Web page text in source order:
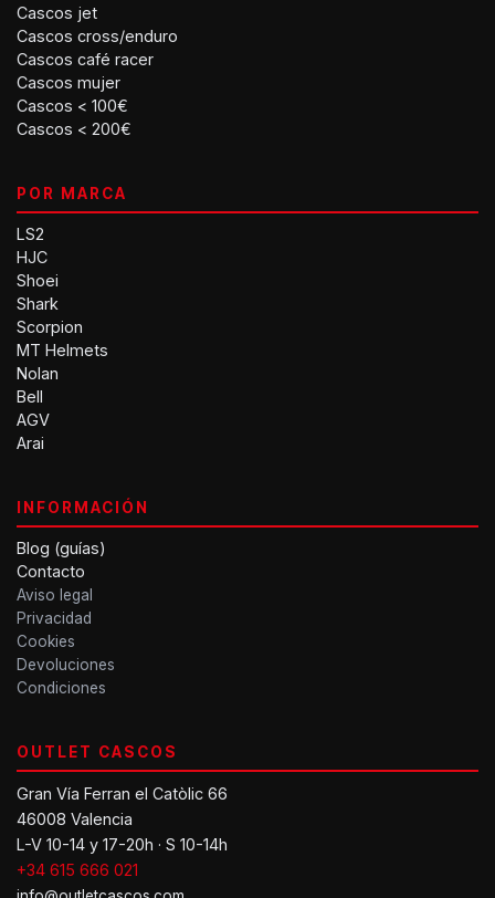
Cascos jet
Cascos cross/enduro
Cascos café racer
Cascos mujer
Cascos < 100€
Cascos < 200€
POR MARCA
LS2
HJC
Shoei
Shark
Scorpion
MT Helmets
Nolan
Bell
AGV
Arai
INFORMACIÓN
Blog (guías)
Contacto
Aviso legal
Privacidad
Cookies
Devoluciones
Condiciones
OUTLET CASCOS
Gran Vía Ferran el Catòlic 66
46008 Valencia
L-V 10-14 y 17-20h · S 10-14h
+34 615 666 021